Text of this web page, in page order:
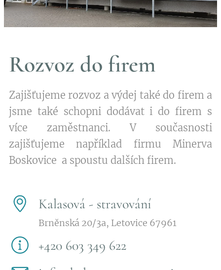
Rozvoz do firem
Zajišťujeme rozvoz a výdej také do firem a
jsme také schopni dodávat i do firem s
více zaměstnanci. V současnosti
zajišťujeme například firmu Minerva
Boskovice a spoustu dalších firem.
Kalasová - stravování
Brněnská 20/3a, Letovice 67961
+420 603 349 622